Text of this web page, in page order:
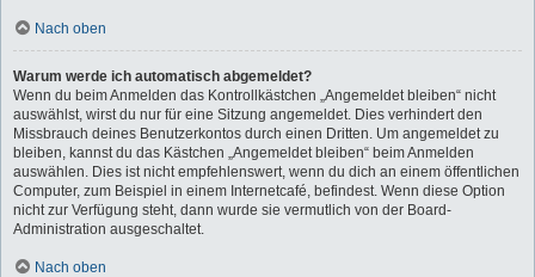
Nach oben
Warum werde ich automatisch abgemeldet?
Wenn du beim Anmelden das Kontrollkästchen „Angemeldet bleiben“ nicht
auswählst, wirst du nur für eine Sitzung angemeldet. Dies verhindert den
Missbrauch deines Benutzerkontos durch einen Dritten. Um angemeldet zu
bleiben, kannst du das Kästchen „Angemeldet bleiben“ beim Anmelden
auswählen. Dies ist nicht empfehlenswert, wenn du dich an einem öffentlichen
Computer, zum Beispiel in einem Internetcafé, befindest. Wenn diese Option
nicht zur Verfügung steht, dann wurde sie vermutlich von der Board-
Administration ausgeschaltet.
Nach oben